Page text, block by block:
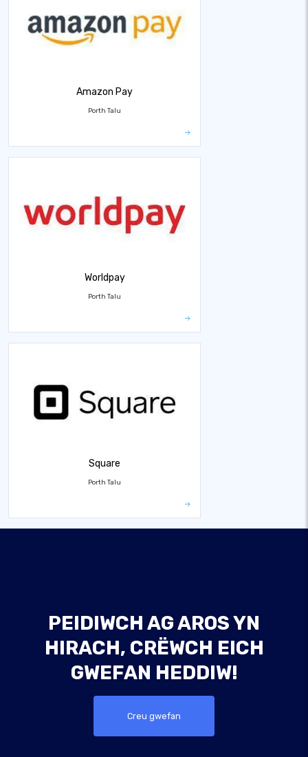
Amazon Pay
Porth Talu
Worldpay
Porth Talu
Square
Porth Talu
PEIDIWCH AG AROS YN
HIRACH, CRËWCH EICH
GWEFAN HEDDIW!
Creu gwefan